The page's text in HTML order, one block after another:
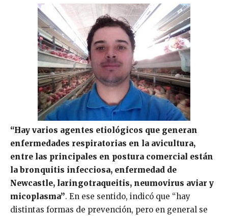
“Hay varios agentes etiológicos que generan
enfermedades respiratorias en la avicultura,
entre las principales en postura comercial están
la bronquitis infecciosa, enfermedad de
Newcastle, laringotraqueitis, neumovirus aviar y
micoplasma”. En ese sentido, indicó que “hay
distintas formas de prevención, pero en general se